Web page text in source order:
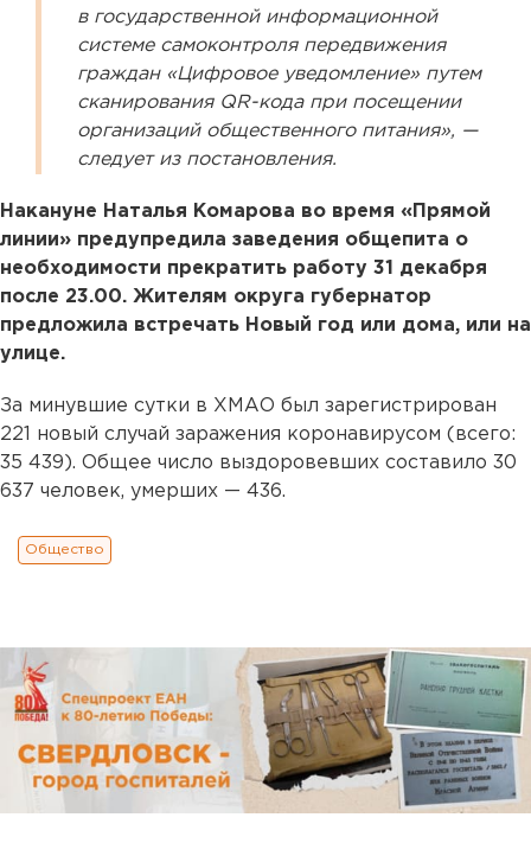
в государственной информационной
системе самоконтроля передвижения
граждан «Цифровое уведомление» путем
сканирования QR-кода при посещении
организаций общественного питания», —
следует из постановления.
Накануне Наталья Комарова во время «Прямой
линии» предупредила заведения общепита о
необходимости прекратить работу 31 декабря
после 23.00. Жителям округа губернатор
предложила встречать Новый год или дома, или на
улице.
За минувшие сутки в ХМАО был зарегистрирован
221 новый случай заражения коронавирусом (всего:
35 439). Общее число выздоровевших составило 30
637 человек, умерших — 436.
Общество